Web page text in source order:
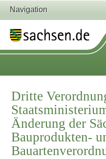
Navigation
Dritte
Änderung der
Bauprodukten-